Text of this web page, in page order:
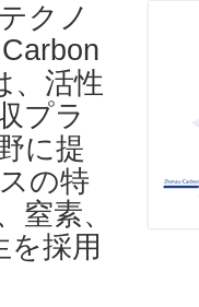
クノ
、活性
プラ
に提
の特
窒素、
を採用